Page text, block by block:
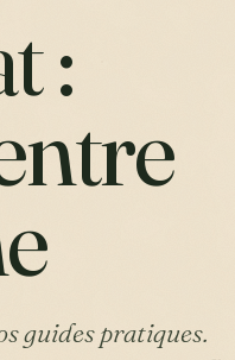
:
guides pratiques.